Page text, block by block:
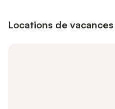
Locations de